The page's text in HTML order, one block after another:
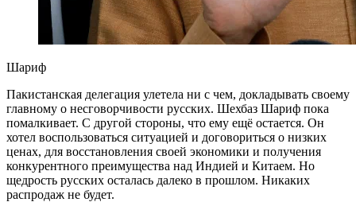
Шариф
Пакистанская делегация улетела ни с чем, докладывать своему
главному о несговорчивости русских. Шехбаз Шариф пока
помалкивает. С другой стороны, что ему ещё остается. Он
хотел воспользоваться ситуацией и договориться о низких
ценах, для восстановления своей экономики и получения
конкурентного преимущества над Индией и Китаем. Но
щедрость русских осталась далеко в прошлом. Никаких
распродаж не будет.